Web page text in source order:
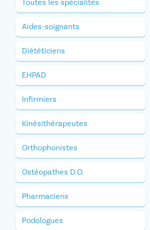
Toutes les spécialités
Aides-soignants
Diététiciens
EHPAD
Infirmiers
Kinésithérapeutes
Orthophonistes
Ostéopathes D.O.
Pharmaciens
Podologues